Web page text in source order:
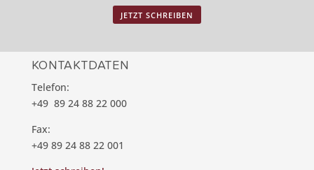
JETZT SCHREIBEN
KONTAKTDATEN
Telefon:
+49 89 24 88 22 000
Fax:
+49 89 24 88 22 001